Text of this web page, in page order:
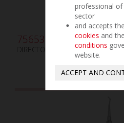
756530
DIRECTOR PARA LIGADURA
professional
sector
and accepts
cookies and
conditions
website.
ACCEPT AND